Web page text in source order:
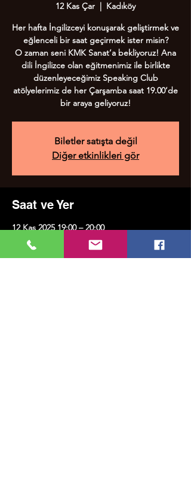
12 Kas Çar
  |
Kadıköy
Her hafta İngilizceyi konuşarak geliştirmek ve
eğlenceli bir saat geçirmek ister misin?
O zaman seni KMK Sanat’a bekliyoruz! Ana
dili İngilizce olan eğitmenimiz ile birlikte
düzenleyeceğimiz Speaking Club
atölyelerimiz de her Çarşamba saat 19.00’de
bir araya geliyoruz!
Biletler satışta değil
Diğer etkinlikleri gör
Saat ve Yer
12 Kas 2025 19:00 – 20:00
Kadıköy, Erenköy, Kazım Karabekirpaşa Sok.
No:4, 34738 Kadıköy/İstanbul, Türkiye